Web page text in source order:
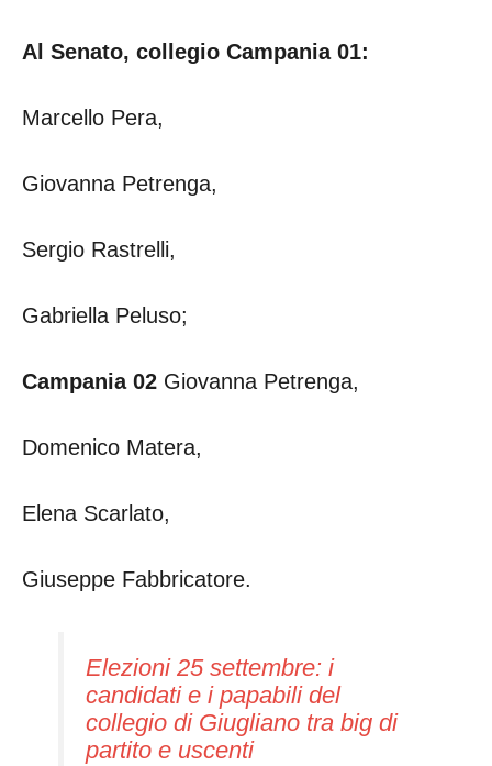
Al Senato, collegio Campania 01:
Marcello Pera,
Giovanna Petrenga,
Sergio Rastrelli,
Gabriella Peluso;
Campania 02 Giovanna Petrenga,
Domenico Matera,
Elena Scarlato,
Giuseppe Fabbricatore.
Elezioni 25 settembre: i
candidati e i papabili del
collegio di Giugliano tra big di
partito e uscenti